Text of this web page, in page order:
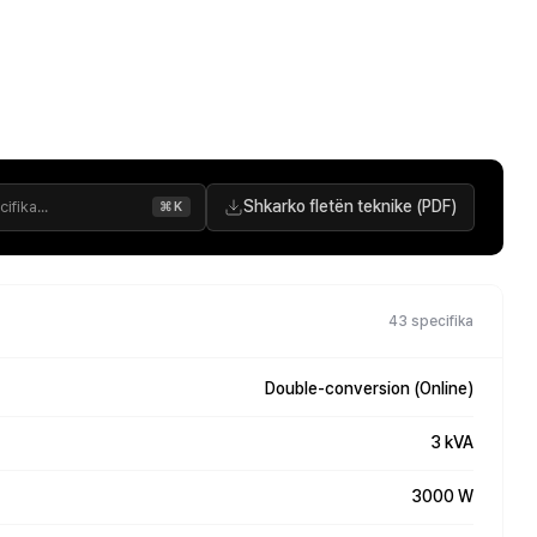
⌘K Shkarko fletën teknike (PDF)
43 specifika
Double-conversion (Online)
3 kVA
3000 W